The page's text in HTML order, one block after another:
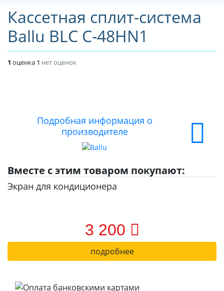
АКЦИИ И РАСПРОДАЖИ
УСЛУГИ
БИБЛИОТЕКА
О КОМПАНИИ
Кассетная сплит-система
Ballu BLC C-48HN1
1 оценка 1 нет оценок
Подробная информация о
производителе
Вместе с этим товаром покупают:
Экран для кондиционера
3 200
подробнее